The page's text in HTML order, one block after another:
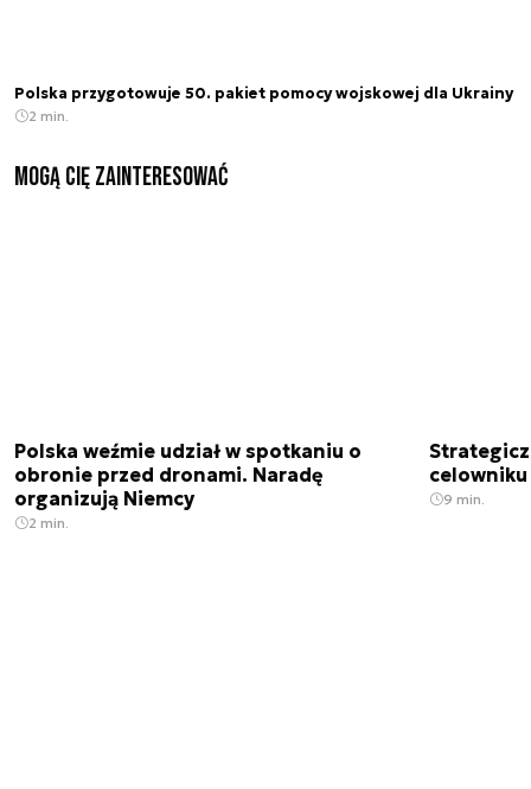
Polska przygotowuje 50. pakiet pomocy wojskowej dla Ukrainy
2 min.
Mogą Cię zainteresować
Polska weźmie udział w spotkaniu o
obronie przed dronami. Naradę
organizują Niemcy
2 min.
9 min.